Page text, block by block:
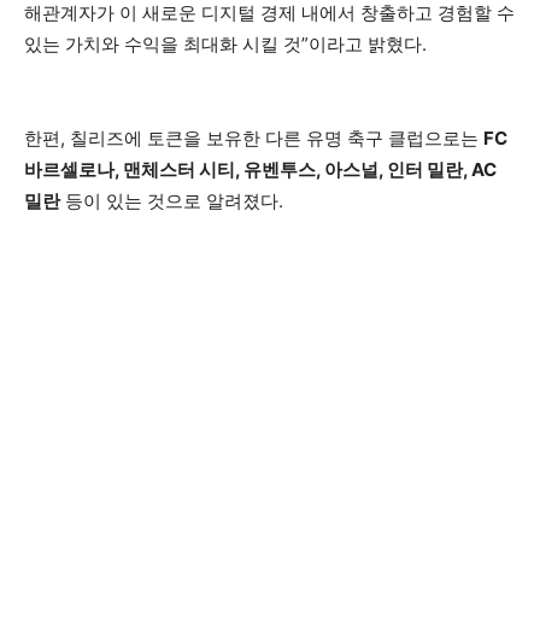
해관계자가 이 새로운 디지털 경제 내에서 창출하고 경험할 수
있는 가치와 수익을 최대화 시킬 것”이라고 밝혔다.
한편, 칠리즈에 토큰을 보유한 다른 유명 축구 클럽으로는 FC
바르셀로나, 맨체스터 시티, 유벤투스, 아스널, 인터 밀란, AC
밀란등이 있는 것으로 알려졌다.